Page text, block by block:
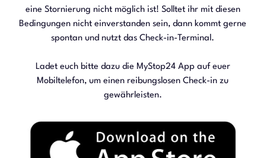
eine Stornierung nicht möglich ist! Solltet ihr mit diesen
Bedingungen nicht einverstanden sein, dann kommt gerne
spontan und nutzt das Check-in-Terminal.
Ladet euch bitte dazu die MyStop24 App auf euer
Mobiltelefon, um einen reibungslosen Check-in zu
gewährleisten.